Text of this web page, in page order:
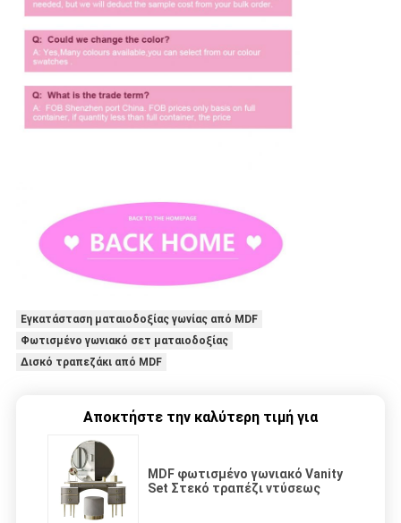
Εγκατάσταση ματαιοδοξίας γωνίας από MDF
Φωτισμένο γωνιακό σετ ματαιοδοξίας
Δισκό τραπεζάκι από MDF
Αποκτήστε την καλύτερη τιμή για
MDF φωτισμένο γωνιακό Vanity
Set Στεκό τραπέζι ντύσεως